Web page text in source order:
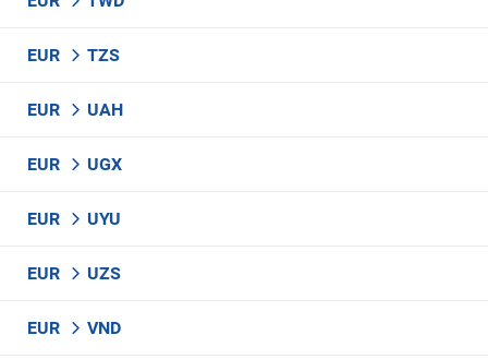
EUR TZS
EUR UAH
EUR UGX
EUR UYU
EUR UZS
EUR VND